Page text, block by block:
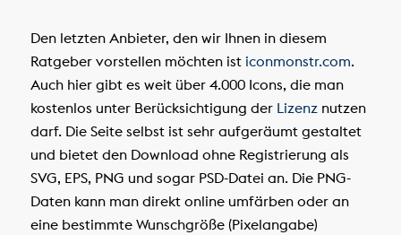
Den letzten Anbieter, den wir Ihnen in diesem
Ratgeber vorstellen möchten ist iconmonstr.com.
Auch hier gibt es weit über 4.000 Icons, die man
kostenlos unter Berücksichtigung der Lizenznutzen
darf. Die Seite selbst ist sehr aufgeräumt gestaltet
und bietet den Download ohne Registrierung als
SVG, EPS, PNG und sogar PSD-Datei an. Die PNG-
Daten kann man direkt online umfärben oder an
eine bestimmte Wunschgröße (Pixelangabe)